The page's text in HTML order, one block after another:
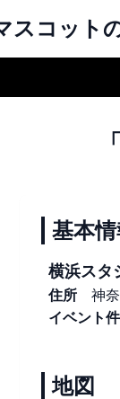
スコット
基本
横浜スタ
住所
神
イベント
地図